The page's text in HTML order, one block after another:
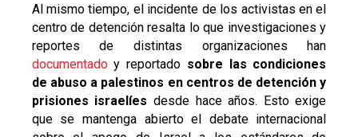
Al mismo tiempo, el incidente de los activistas en el
centro de detención resalta lo que investigaciones y
reportes de distintas organizaciones han
documentadoy reportado sobre las condiciones
de abuso a palestinos en centros de detención y
prisiones israelíes desde hace años. Esto exige
que se mantenga abierto el debate internacional